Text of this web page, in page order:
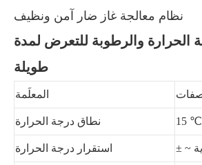
نظام معالجة غاز ضار آمن ونظيف
الحرارة والرطوبة للتعرض لمدة
طويلة
المعلَمة
نطاق درجة الحرارة 15
استقرار درجة الحرارة